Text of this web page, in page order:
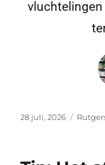
vluchtelingen
28 juli, 2026